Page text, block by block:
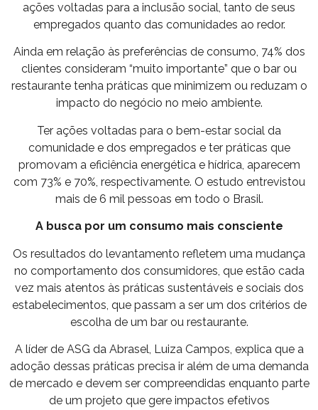
ações voltadas para a inclusão social, tanto de seus
empregados quanto das comunidades ao redor.
Ainda em relação às preferências de consumo, 74% dos
clientes consideram “muito importante” que o bar ou
restaurante tenha práticas que minimizem ou reduzam o
impacto do negócio no meio ambiente.
Ter ações voltadas para o bem-estar social da
comunidade e dos empregados e ter práticas que
promovam a eficiência energética e hídrica, aparecem
com 73% e 70%, respectivamente. O estudo entrevistou
mais de 6 mil pessoas em todo o Brasil.
A busca por um consumo mais consciente
Os resultados do levantamento refletem uma mudança
no comportamento dos consumidores, que estão cada
vez mais atentos às práticas sustentáveis e sociais dos
estabelecimentos, que passam a ser um dos critérios de
escolha de um bar ou restaurante.
A líder de ASG da Abrasel, Luiza Campos, explica que a
adoção dessas práticas precisa ir além de uma demanda
de mercado e devem ser compreendidas enquanto parte
de um projeto que gere impactos efetivos